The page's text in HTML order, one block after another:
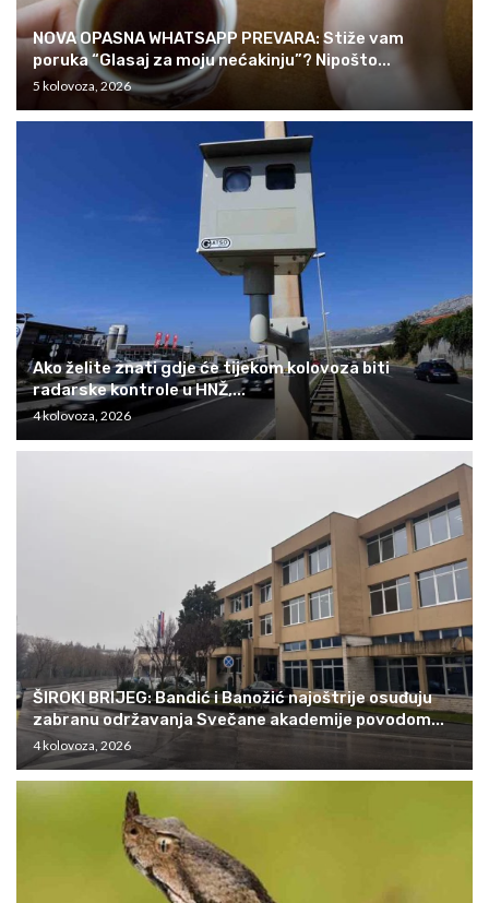
NOVA OPASNA WHATSAPP PREVARA: Stiže vam
poruka “Glasaj za moju nećakinju”? Nipošto...
5 kolovoza, 2026
Ako želite znati gdje će tijekom kolovoza biti
radarske kontrole u HNŽ,...
4 kolovoza, 2026
ŠIROKI BRIJEG: Bandić i Banožić najoštrije osuđuju
zabranu održavanja Svečane akademije povodom...
4 kolovoza, 2026